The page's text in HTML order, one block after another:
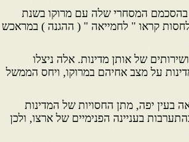
בהסכמם המסחרי שלה עם מרוקו בשנת
לחסות קראו " לחמייאה " ( ההגנה ) במראכש
של אותן מדינות. אלה ניצלו
על מצב אחיהם במרוקו, ויחס הממשל
אלחסאן 1873 – 1894, לא ראה בעין יפה, מתן החסויות של המדינות
בעניינה הפנימיים של ארצו, ולכן